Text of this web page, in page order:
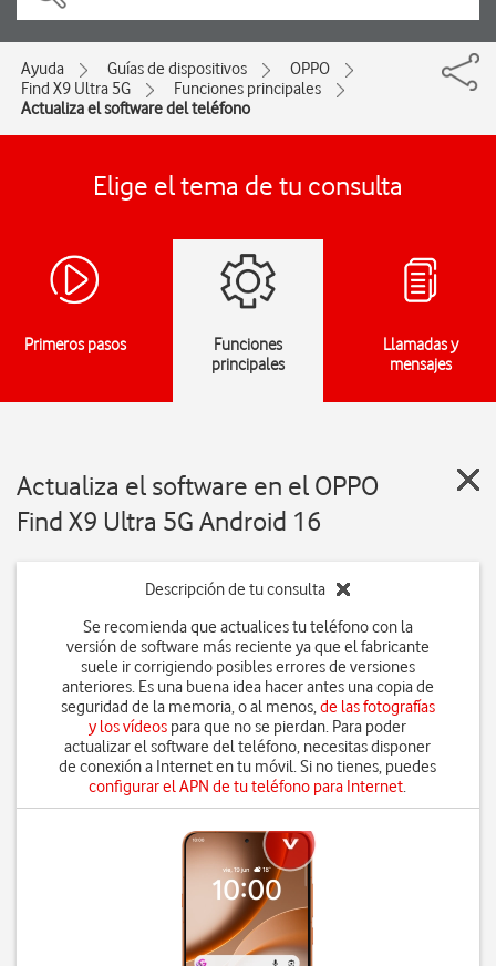
Ayuda Guías de dispositivos
OPPO
Find X9 Ultra 5G
Funciones principales
Actualiza el software del teléfono
Elige el tema de tu consulta
Primeros pasos
Funciones
principales
Llamadas y
mensajes
Actualiza el software en el OPPO
Find X9 Ultra 5G Android 16
Descripción de tu consulta
Se recomienda que actualices tu teléfono con la
versión de software más reciente ya que el fabricante
suele ir corrigiendo posibles errores de versiones
anteriores. Es una buena idea hacer antes una copia de
seguridad de la memoria, o al menos,de las fotografías
y los vídeos para que no se pierdan. Para poder
actualizar el software del teléfono, necesitas disponer
de conexión a Internet en tu móvil. Si no tienes, puedes
configurar el APN de tu teléfono para Internet.